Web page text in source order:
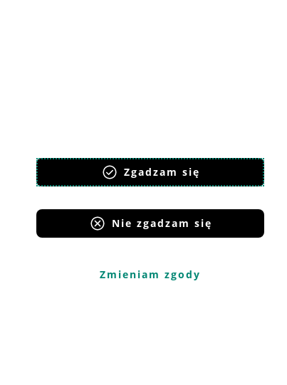
Zgadzam się
Nie zgadzam się
Zmieniam zgody